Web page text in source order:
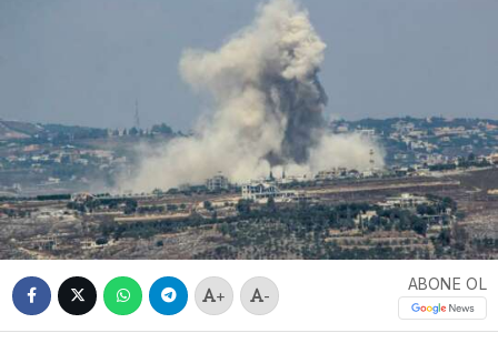
+ -
ABONE OL